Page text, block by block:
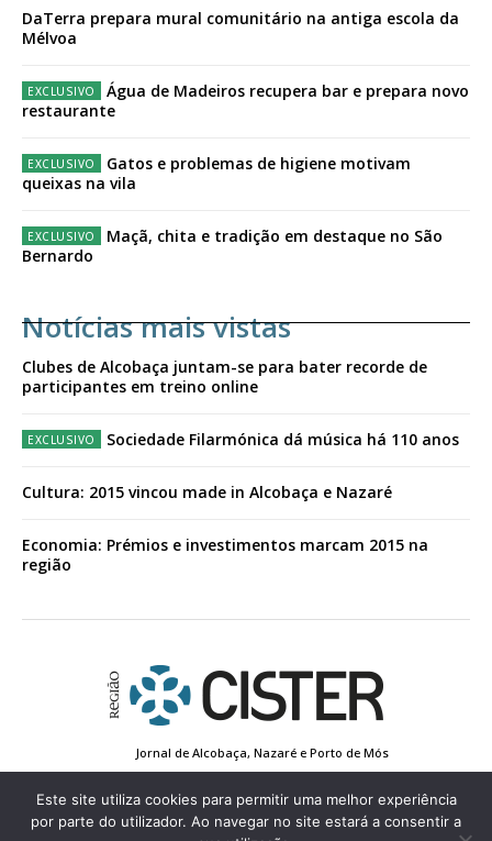
DaTerra prepara mural comunitário na antiga escola da
Mélvoa
Água de Madeiros recupera bar e prepara novo
restaurante
Gatos e problemas de higiene motivam
queixas na vila
Maçã, chita e tradição em destaque no São
Bernardo
Notícias mais vistas
Clubes de Alcobaça juntam-se para bater recorde de
participantes em treino online
Sociedade Filarmónica dá música há 110 anos
Cultura: 2015 vincou made in Alcobaça e Nazaré
Economia: Prémios e investimentos marcam 2015 na
região
Jornal de Alcobaça, Nazaré e Porto de Mós
Conta de Registo
Edição Impressa
Este site utiliza cookies para permitir uma melhor experiência
por parte do utilizador. Ao navegar no site estará a consentir a